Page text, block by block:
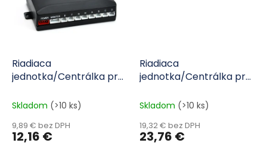
Riadiaca
jednotka/Centrálka pre
senzorová LED/Zvukový
Skladom (>10 ks)
9,89 € bez DPH
12,16 €
Riadiaca
jednotka/Centrálka pre
senzorová pre displej
Skladom (>10 ks)
19,32 € bez DPH
23,76 €